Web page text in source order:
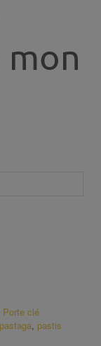
Porte clé
pastaga, pastis